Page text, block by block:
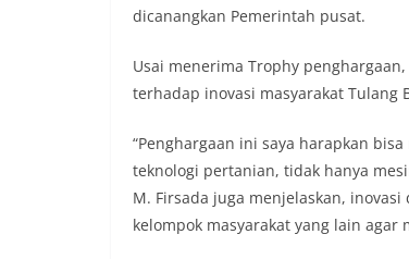
dicanangkan Pemerintah pusat.
Usai menerima Trophy
terhadap inovasi masyarakat
“Penghargaan ini saya harapkan
teknologi pertanian, tidak hanya
M. Firsada juga menjelaskan,
kelompok masyarakat yang lain